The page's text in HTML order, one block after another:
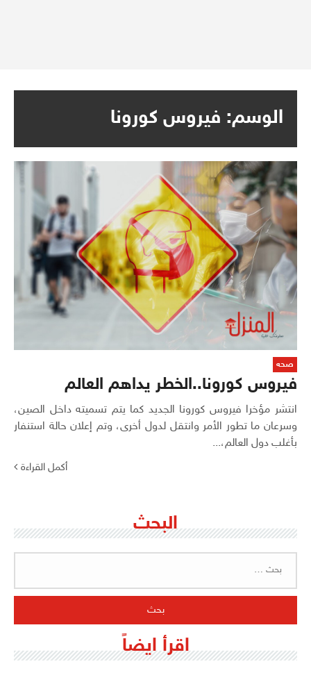
الوسم: فيروس كورونا
صحه
فيروس كورونا..الخطر يداهم العالم
انتشر مؤخرا فيروس كورونا الجديد كما يتم تسميته داخل الصين،
وسرعان ما تطور الأمر وانتقل لدول أخرى، وتم إعلان حالة استنفار
بأغلب دول العالم،...
أكمل القراءة
البحث
اقرأ ايضاً